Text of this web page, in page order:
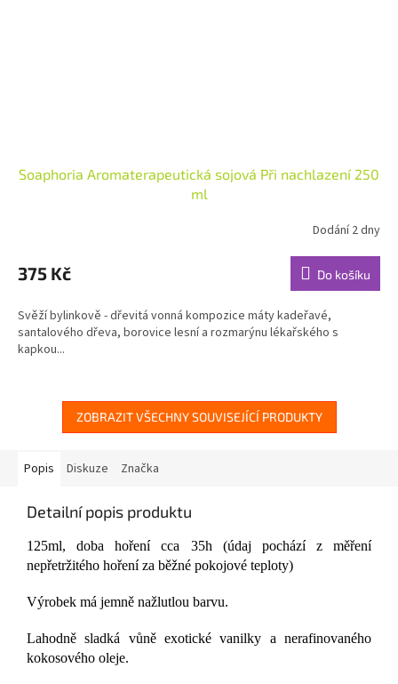
Soaphoria Aromaterapeutická sojová Při nachlazení 250
ml
produktu
je
z
5
hvězdiček.
Dodání 2 dny
375 Kč Do košíku
Svěží bylinkově - dřevitá vonná kompozice máty kadeřavé,
santalového dřeva, borovice lesní a rozmarýnu lékařského s
kapkou...
ZOBRAZIT VŠECHNY SOUVISEJÍCÍ PRODUKTY
Popis Diskuze Značka
Detailní popis produktu
125ml, doba hoření cca 35h (údaj pochází z měření
nepřetržitého hoření za běžné pokojové teploty)
Výrobek má jemně nažlutlou barvu.
Lahodně sladká vůně exotické vanilky a nerafinovaného
kokosového oleje.